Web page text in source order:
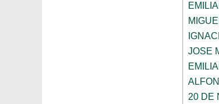
JOSE
20 DE